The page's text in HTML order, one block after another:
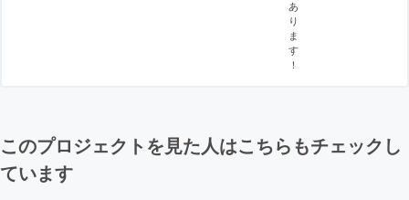
あ
り
ま
す
！
このプロジェクトを見た人はこちらもチェックし
ています